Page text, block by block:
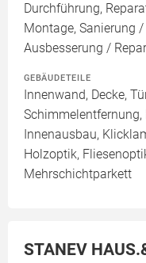
Durchführung,
Montage, Sanierung
Ausbesserung /
GEBÄUDETEILE
Innenwand, Decke,
Schimmelentfernung,
Innenausbau,
Holzoptik,
Mehrschichtparkett
STANEV